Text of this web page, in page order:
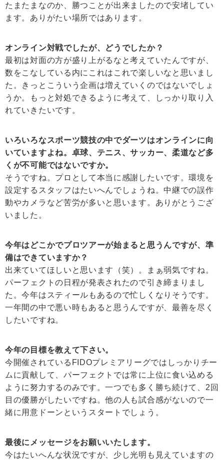
たまたまなのか、勝つことが出来ましたので安堵してい
ます。ありがたい場所ではあります。
オンライン対戦でしたが、どうでしたか？
最初は対面の方が盛り上がるなと考えていたんですが、
数をこなしている内にこれはこれで楽しいなと思いまし
た。きっとこういう企画は増えていくのではないでしょ
うか。もっと対処できるように考えて、しっかり取り入
れていきたいです。
いろいろなスポーツ競技の中でダーツはオンラインに向
いていますよね。卓球、テニス、サッカー、柔道など多
くが不可能ではないですか。
そうですね。プロとして本当に感謝したいです。環境を
設定するスタッフはたいへんでしょうね。中継での誤作
動やカメラなど苦労が多いと思います。ありがとうござ
いました。
今年はどこかでプロツアーが始まると思うんですが、準
備はできていますか？
出来ていてほしいと思います（笑）。まぁ弱気ですね。
パーフェクトの日程が発表されたので引き締まりまし
た。今年はスティールもあるので忙しくなりそうです。
一年間の中で悪い時もあると思うんですが、最善を尽く
したいですね。
今年の目標を教えて下さい。
今開催されているFIDOプレミアリーグではしっかりチー
ムに貢献して、パーフェクトでは常に上位に食い込める
ように努力するのみです。一つでも多く勝ち続けて、2回
目の優勝がしたいですね。他の人も試合感がないので一
緒に用意ドーンというスタートでしょう。
最後にメッセージをお願いいたします。
今はたいへんな状況ですが、少し光明も見えていますの